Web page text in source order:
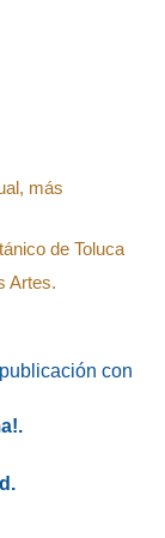
más
de Toluca
Artes.
con